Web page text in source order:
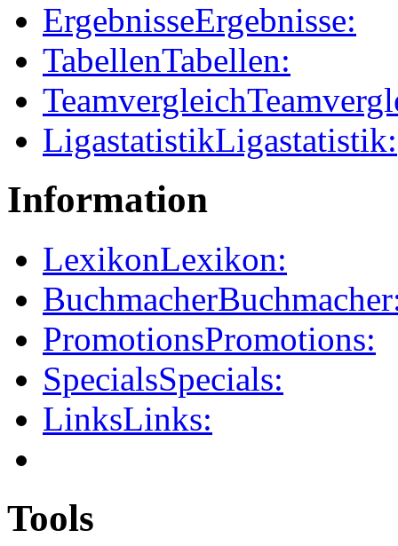
ErgebnisseErgebnisse:
TabellenTabellen:
Teamvergleich
LigastatistikLigastatistik:
Information
LexikonLexikon:
Buchmacher
PromotionsPromotions:
SpecialsSpecials:
LinksLinks:
Tools